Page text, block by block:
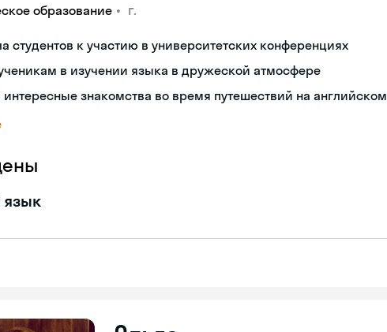
образование • г.
студентов к участию в университетских конференциях
в изучении языка в дружеской атмосфере
интересные знакомства во время путешествий на английском
язык